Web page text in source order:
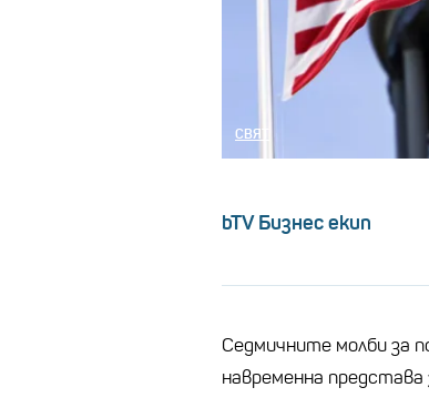
СВЯТ
bTV Бизнес екип
Седмичните молби за
навременна представа